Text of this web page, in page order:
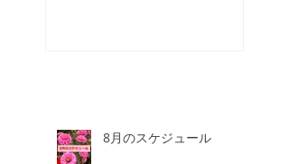
8月のスケジュール